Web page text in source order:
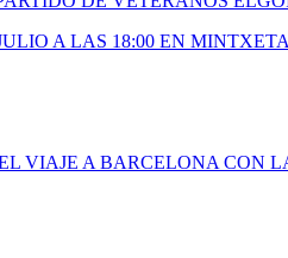
A LAS 18:00 EN MINTXETA
VIAJE A BARCELONA CON